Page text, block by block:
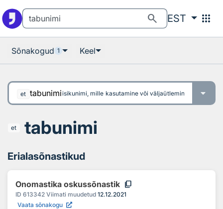
search EST apps
Sõnakogud 1 Keel
et tabunimiisikunimi, mille kasutamine või väljaütlemine on tabu ja
et tabunimi
Erialasõnastikud
Onomastika oskussõnastik content_copy
ID 613342 Viimati muudetud 12.12.2021
Vaata sõnakogu